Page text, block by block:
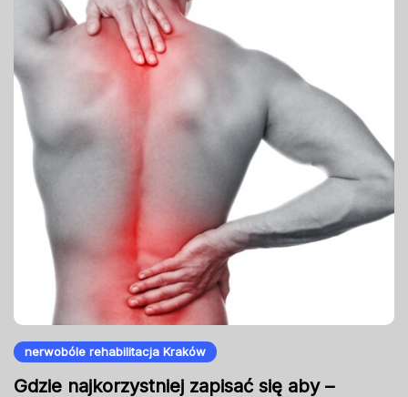
nerwobóle rehabilitacja Kraków
Gdzie najkorzystniej zapisać się aby –